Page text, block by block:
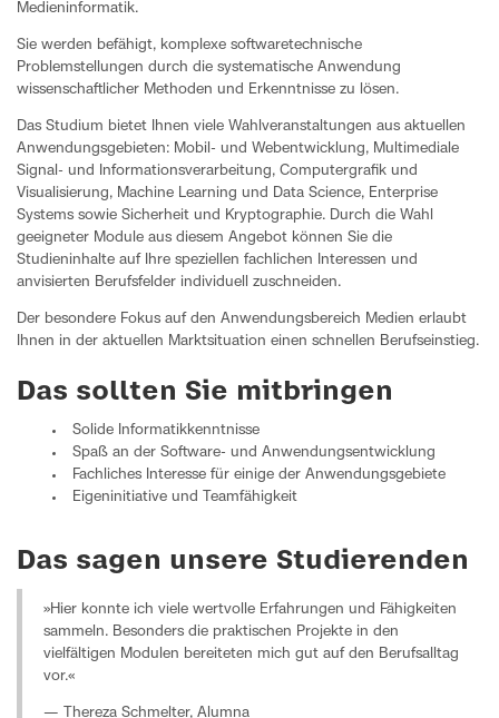
Medieninformatik.
Sie werden befähigt, komplexe softwaretechnische
Problemstellungen durch die systematische Anwendung
wissenschaftlicher Methoden und Erkenntnisse zu lösen.
Das Studium bietet Ihnen viele Wahlveranstaltungen aus aktuellen
Anwendungsgebieten: Mobil- und Webentwicklung, Multimediale
Signal- und Informationsverarbeitung, Computergrafik und
Visualisierung, Machine Learning und Data Science, Enterprise
Systems sowie Sicherheit und Kryptographie. Durch die Wahl
geeigneter Module aus diesem Angebot können Sie die
Studieninhalte auf Ihre speziellen fachlichen Interessen und
anvisierten Berufsfelder individuell zuschneiden.
Der besondere Fokus auf den Anwendungsbereich Medien erlaubt
Ihnen in der aktuellen Marktsituation einen schnellen Berufseinstieg.
Das sollten Sie mitbringen
Solide Informatikkenntnisse
Spaß an der Software- und Anwendungsentwicklung
Fachliches Interesse für einige der Anwendungsgebiete
Eigeninitiative und Teamfähigkeit
Das sagen unsere Studierenden
»Hier konnte ich viele wertvolle Erfahrungen und Fähigkeiten
sammeln. Besonders die praktischen Projekte in den
vielfältigen Modulen bereiteten mich gut auf den Berufsalltag
vor.«
— Thereza Schmelter, Alumna